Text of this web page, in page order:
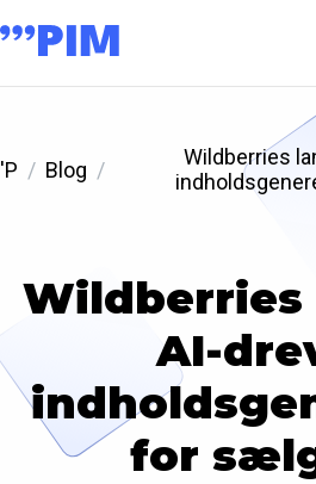
'P Blog
Wildberries
Wildberries
AI-
for